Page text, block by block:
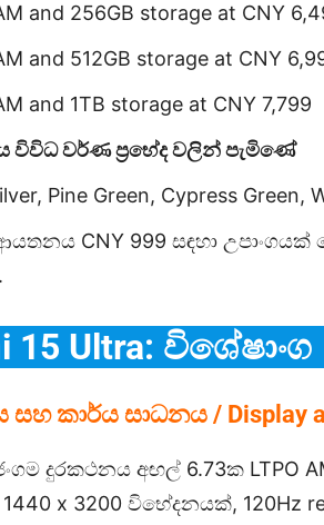
and 256GB storage at CNY
and 512GB storage at CNY
and 1TB storage at CNY 7,799
විවිධ වර්ණ ප්‍රභේද වලින් පැමිණේ
Pine Green, Cypress Green,
CNY 999 සඳහා උපාංගයක්
15 Ultra: විශේෂාංග
සහ කාර්ය සාධනය / Display
දුරකථනය අඟල් 6.73ක LTPO
x 3200 විභේදනයක්, 120Hz